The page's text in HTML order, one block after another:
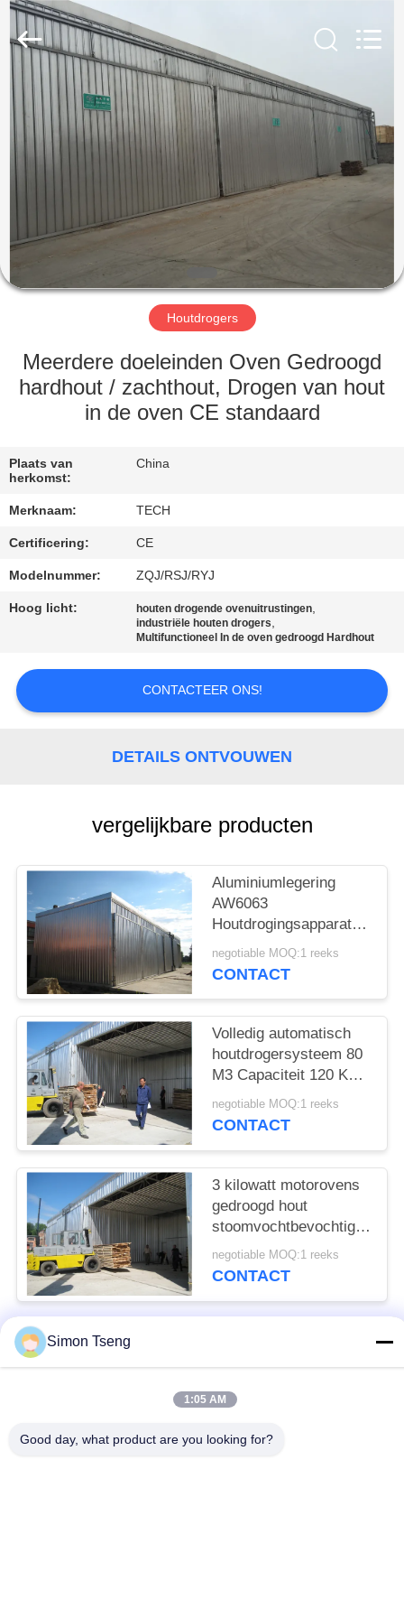
HUIS
PRODUCTEN
ONGEVEER
ONS
FABRIEKSREIS
KWALITEITSCONTROLE
CONTACTEER
GEVALLEN
SITEMAP
PRIVACY
POLICY
Drying
Equipment
Ltd..
Rights
Reserved.
Houtdrogers
Meerdere doeleinden Oven Gedroogd
hardhout / zachthout, Drogen van hout
in de oven CE standaard
Plaats van
herkomst:
China
Merknaam: TECH
Certificering: CE
Modelnummer: ZQJ/RSJ/RYJ
Hoog licht: houten drogende ovenuitrustingen,
industriële houten drogers,
Multifunctioneel In de oven gedroogd Hardhout
CONTACTEER ONS!
DETAILS ONTVOUWEN
vergelijkbare producten
Aluminiumlegering
AW6063
Houtdrogingsapparatuur,
oven gedroogd
hardhout / zachthout
negotiable MOQ:1 reeks
CONTACT
Volledig automatisch
houtdrogersysteem 80
M3 Capaciteit 120 Km /
h Windbelasting
negotiable MOQ:1 reeks
CONTACT
3 kilowatt motorovens
gedroogd hout
CE goedgekeurd
negotiable MOQ:1 reeks
CONTACT
populaire categorieën
Houtdrogingskamer
Simon Tseng
1:05 AM
Good day, what product are you looking for?